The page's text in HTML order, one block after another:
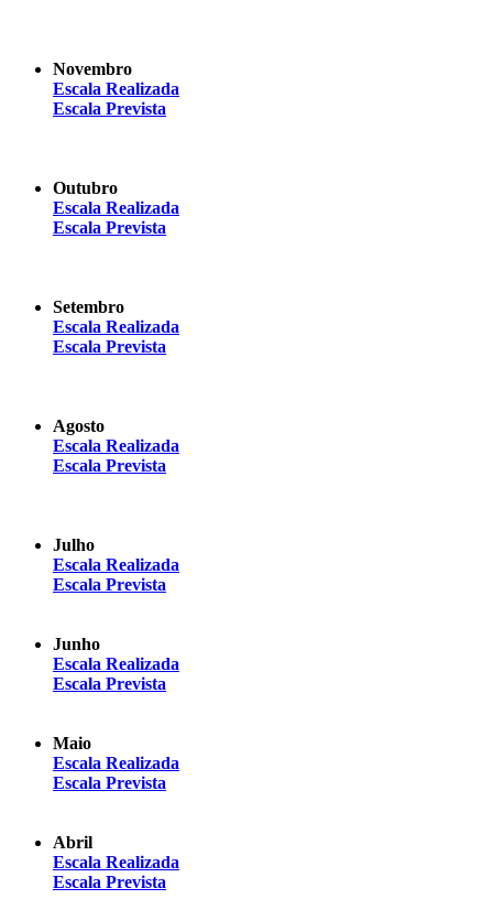
Novembro
Escala Realizada
Escala Prevista
Outubro
Escala Realizada
Escala Prevista
Setembro
Escala Realizada
Escala Prevista
Agosto
Escala Realizada
Escala Prevista
Julho
Escala Realizada
Escala Prevista
Junho
Escala Realizada
Escala Prevista
Maio
Escala Realizada
Escala Prevista
Abril
Escala Realizada
Escala Prevista